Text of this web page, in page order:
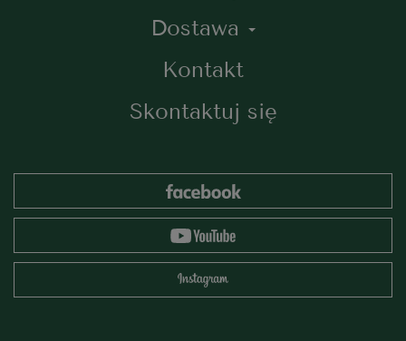
Dostawa
Kontakt
Skontaktuj się